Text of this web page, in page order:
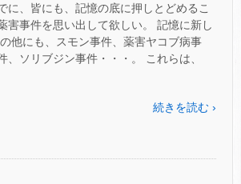
に、皆にも、記憶の底に押しとどめるこ
害事件を思い出して欲しい。 記憶に新し
他にも、スモン事件、薬害ヤコブ病事
、ソリブジン事件・・・。 これらは、
続きを読む ›